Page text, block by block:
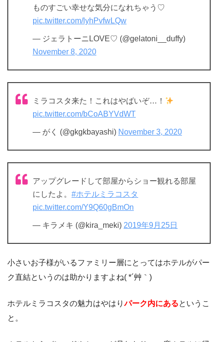
ものすごい幸せな気分になれちゃう♡
pic.twitter.com/lyhPvfwLQw
— ジェラトーニLOVE♡ (@gelatoni__duffy)
November 8, 2020
ミラコスタ来た！これはやばいぞ…！
pic.twitter.com/bCoABYVdWT
— がく (@gkgkbayashi) November 3, 2020
アップグレードして部屋からショー観れる部屋
にしたよ。 #ホテルミラコスタ
pic.twitter.com/Y9Q60gBmOn
— キラメキ (@kira_meki) 2019年9月25日
小さいお子様がいるファミリー層にとってはホテルがパー
ク直結というのは助かりますよね( *´艸｀)
ホテルミラコスタの魅力はやはりパーク内にあるというこ
と。